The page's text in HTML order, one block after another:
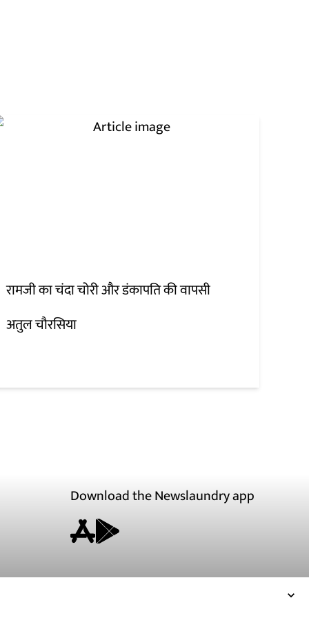
रामजी का चंदा चोरी और डंकापति की वापसी
अतुल चौरसिया
Download the Newslaundry app